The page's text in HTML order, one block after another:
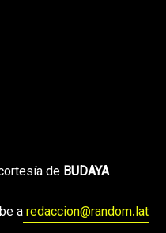
deBUDAYA
aredaccion@random.lat